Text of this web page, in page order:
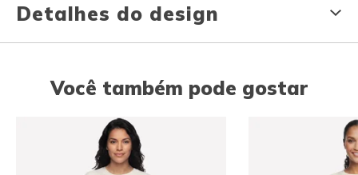
Detalhes do design
Você também pode gostar